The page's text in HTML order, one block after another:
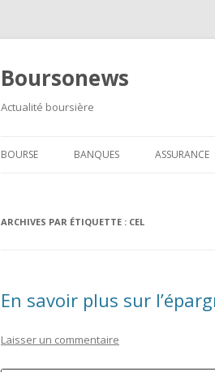
Boursonews
Actualité boursière
BOURSE
MÉTAUX PRÉCIEUX
BANQUES ASSURANCE
ARCHIVES PAR ÉTIQUETTE : CEL
En savoir plus sur
Laisser un commentaire